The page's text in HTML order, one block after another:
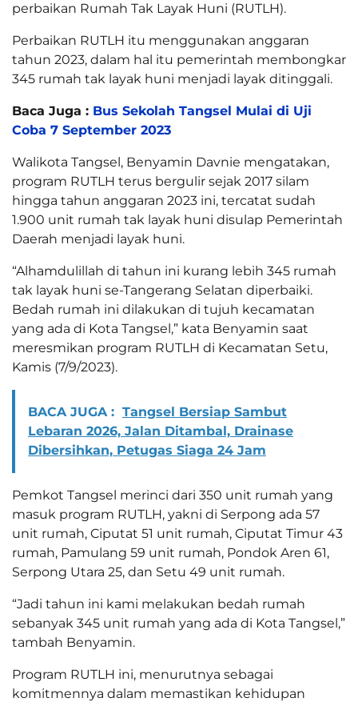
perbaikan Rumah Tak Layak Huni (RUTLH).
Perbaikan RUTLH itu menggunakan anggaran
tahun 2023, dalam hal itu pemerintah membongkar
345 rumah tak layak huni menjadi layak ditinggali.
Baca Juga : Bus Sekolah Tangsel Mulai di Uji
Coba 7 September 2023
Walikota Tangsel, Benyamin Davnie mengatakan,
program RUTLH terus bergulir sejak 2017 silam
hingga tahun anggaran 2023 ini, tercatat sudah
1.900 unit rumah tak layak huni disulap Pemerintah
Daerah menjadi layak huni.
“Alhamdulillah di tahun ini kurang lebih 345 rumah
tak layak huni se-Tangerang Selatan diperbaiki.
Bedah rumah ini dilakukan di tujuh kecamatan
yang ada di Kota Tangsel,” kata Benyamin saat
meresmikan program RUTLH di Kecamatan Setu,
Kamis (7/9/2023).
BACA JUGA : Tangsel Bersiap Sambut
Lebaran 2026, Jalan Ditambal, Drainase
Dibersihkan, Petugas Siaga 24 Jam
Pemkot Tangsel merinci dari 350 unit rumah yang
masuk program RUTLH, yakni di Serpong ada 57
unit rumah, Ciputat 51 unit rumah, Ciputat Timur 43
rumah, Pamulang 59 unit rumah, Pondok Aren 61,
Serpong Utara 25, dan Setu 49 unit rumah.
“Jadi tahun ini kami melakukan bedah rumah
sebanyak 345 unit rumah yang ada di Kota Tangsel,”
tambah Benyamin.
Program RUTLH ini, menurutnya sebagai
komitmennya dalam memastikan kehidupan